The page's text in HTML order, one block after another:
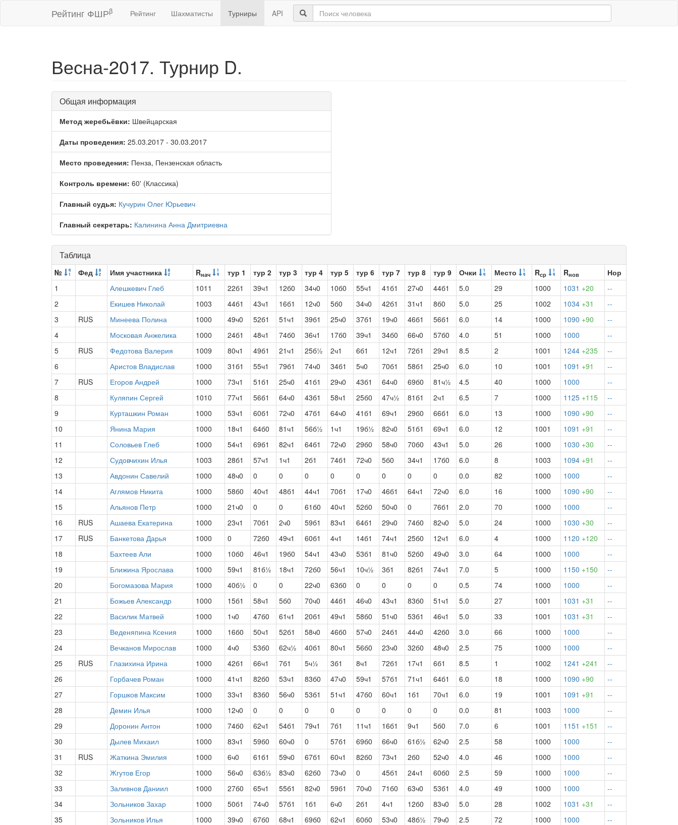
Рейтинг ФШРβ Рейтинг Шахматисты Турниры API
Весна-2017. Турнир D.
Общая информация
Метод жеребьёвки: Швейцарская
Даты проведения: 25.03.2017 - 30.03.2017
Место проведения: Пенза, Пензенская область
Контроль времени: 60' (Классика)
Главный судья: Кучурин Олег Юрьевич
Главный секретарь: Калинина Анна Дмитриевна
Таблица
№ Фед Имя участника Rнач тур 1 тур 2 тур 3 тур 4 тур 5 тур 6 тур 7 тур 8 тур 9 Очки Место Rср Rнов
Нор
1
Алешкевич Глеб 1011 22б1 39ч1 12б0 34ч0 10б0 55ч1 41б1 27ч0 44б1 5.0 29 1000 1031 +20
--
2
Екишев Николай 1003 44б1 43ч1 16б1 12ч0 5б0 34ч0 42б1 31ч1 8б0 5.0 25 1002 1034 +31
--
3
RUS Минеева Полина 1000 49ч0 52б1 51ч1 39б1 25ч0 37б1 19ч0 46б1 56б1 6.0 14 1000 1090 +90
--
4
Московая Анжелика 1000 24б1 48ч1 74б0 36ч1 17б0 39ч1 34б0 66ч0 57б0 4.0 51 1000 1000
--
5
RUS Федотова Валерия 1009 80ч1 49б1 21ч1 25б½ 2ч1 6б1 12ч1 72б1 29ч1 8.5 2 1001 1244 +235
--
6
Аристов Владислав 1000 31б1 55ч1 79б1 74ч0 34б1 5ч0 70б1 58б1 25ч0 6.0 10 1001 1091 +91
--
7
RUS Егоров Андрей 1000 73ч1 51б1 25ч0 41б1 29ч0 43б1 64ч0 69б0 81ч½ 4.5 40 1000 1000
--
8
Куляпин Сергей 1010 77ч1 56б1 64ч0 43б1 58ч1 25б0 47ч½ 81б1 2ч1 6.5 7 1000 1125 +115
--
9
Курташкин Роман 1000 53ч1 60б1 72ч0 47б1 64ч0 41б1 69ч1 29б0 66б1 6.0 13 1000 1090 +90
--
10
Янина Мария 1000 18ч1 64б0 81ч1 56б½ 1ч1 19б½ 82ч0 51б1 69ч1 6.0 12 1001 1091 +91
--
11
Соловьев Глеб 1000 54ч1 69б1 82ч1 64б1 72ч0 29б0 58ч0 70б0 43ч1 5.0 26 1000 1030 +30
--
12
Судовчихин Илья 1003 28б1 57ч1 1ч1 2б1 74б1 72ч0 5б0 34ч1 17б0 6.0 8 1003 1094 +91
--
13
Авдонин Савелий 1000 48ч0 0 0 0 0 0 0 0 0 0.0 82 1000 1000
--
14
Аглямов Никита 1000 58б0 40ч1 48б1 44ч1 70б1 17ч0 46б1 64ч1 72ч0 6.0 16 1000 1090 +90
--
15
Альянов Петр 1000 21ч0 0 0 61б0 40ч1 52б0 50ч0 0 76б1 2.0 70 1000 1000
--
16
RUS Ашаева Екатерина 1000 23ч1 70б1 2ч0 59б1 83ч1 64б1 29ч0 74б0 82ч0 5.0 24 1000 1030 +30
--
17
RUS Банкетова Дарья 1000 0 72б0 49ч1 60б1 4ч1 14б1 74ч1 25б0 12ч1 6.0 4 1000 1120 +120
--
18
Бахтеев Али 1000 10б0 46ч1 19б0 54ч1 43ч0 53б1 81ч0 52б0 49ч0 3.0 64 1000 1000
--
19
Ближина Ярослава 1000 59ч1 81б½ 18ч1 72б0 56ч1 10ч½ 3б1 82б1 74ч1 7.0 5 1000 1150 +150
--
20
Богомазова Мария 1000 40б½ 0 0 22ч0 63б0 0 0 0 0 0.5 74 1000 1000
--
21
Божьев Александр 1000 15б1 58ч1 5б0 70ч0 44б1 46ч0 43ч1 83б0 51ч1 5.0 27 1001 1031 +31
--
22
Василик Матвей 1000 1ч0 47б0 61ч1 20б1 49ч1 58б0 51ч0 53б1 46ч1 5.0 33 1001 1031 +31
--
23
Веденяпина Ксения 1000 16б0 50ч1 52б1 58ч0 46б0 57ч0 24б1 44ч0 42б0 3.0 66 1000 1000
--
24
Вечканов Мирослав 1000 4ч0 53б0 62ч½ 40б1 80ч1 56б0 23ч0 32б0 48ч0 2.5 75 1000 1000
--
25
RUS Глазихина Ирина 1000 42б1 66ч1 7б1 5ч½ 3б1 8ч1 72б1 17ч1 6б1 8.5 1 1002 1241 +241
--
26
Горбачев Роман 1000 41ч1 82б0 53ч1 83б0 47ч0 59ч1 57б1 71ч1 64б1 6.0 18 1000 1090 +90
--
27
Горшков Максим 1000 33ч1 83б0 56ч0 53б1 51ч1 47б0 60ч1 1б1 70ч1 6.0 19 1001 1091 +91
--
28
Демин Илья 1000 12ч0 0 0 0 0 0 0 0 0 0.0 81 1003 1000
--
29
Доронин Антон 1000 74б0 62ч1 54б1 79ч1 7б1 11ч1 16б1 9ч1 5б0 7.0 6 1001 1151 +151
--
30
Дылев Михаил 1000 83ч1 59б0 60ч0 0 57б1 69б0 66ч0 61б½ 62ч0 2.5 58 1000 1000
--
31
RUS Жаткина Эмилия 1000 6ч0 61б1 59ч0 67б1 60ч1 82б0 73ч1 2б0 52ч0 4.0 46 1000 1000
--
32
Жгутов Егор 1000 56ч0 63б½ 83ч0 62б0 73ч0 0 45б1 24ч1 60б0 2.5 59 1000 1000
--
33
Заливнов Даниил 1000 27б0 65ч1 55б1 82ч0 59б1 70ч0 71б0 63ч0 53б1 4.0 49 1000 1000
--
34
Зольников Захар 1000 50б1 74ч0 57б1 1б1 6ч0 2б1 4ч1 12б0 83ч0 5.0 28 1002 1031 +31
--
35
Зольников Илья 1000 39ч0 67б0 68ч1 69б0 62ч1 60б0 53ч0 48б½ 79ч0 2.5 72 1000 1000
--